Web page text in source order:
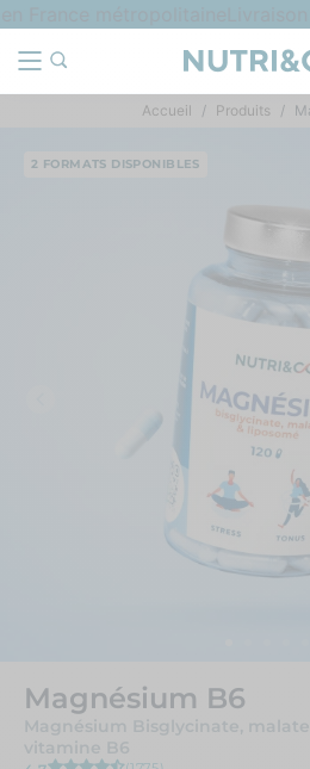
Accueil Produits
2 FORMATS DISPONIBLES
Magnésium B6
Magnésium Bisglycinate,
vitamine B6